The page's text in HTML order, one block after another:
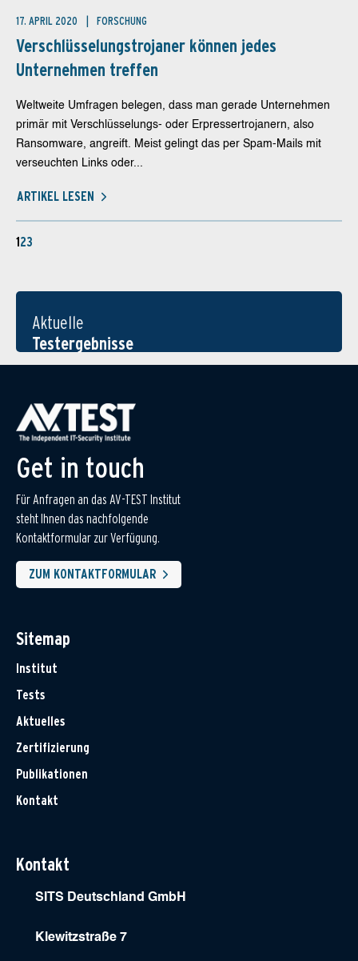
17. APRIL 2020 FORSCHUNG
Verschlüsselungstrojaner können jedes
Unternehmen treffen
Weltweite Umfragen belegen, dass man gerade Unternehmen
primär mit Verschlüsselungs- oder Erpressertrojanern, also
Ransomware, angreift. Meist gelingt das per Spam-Mails mit
verseuchten Links oder...
ARTIKEL LESEN
123
Aktuelle
Testergebnisse
Get in touch
Für Anfragen an das AV-TEST Institut
steht Ihnen das nachfolgende
Kontaktformular zur Verfügung.
ZUM KONTAKTFORMULAR
Sitemap
Institut
Tests
Aktuelles
Zertifizierung
Publikationen
Kontakt
Kontakt
SITS Deutschland GmbH
Klewitzstraße 7